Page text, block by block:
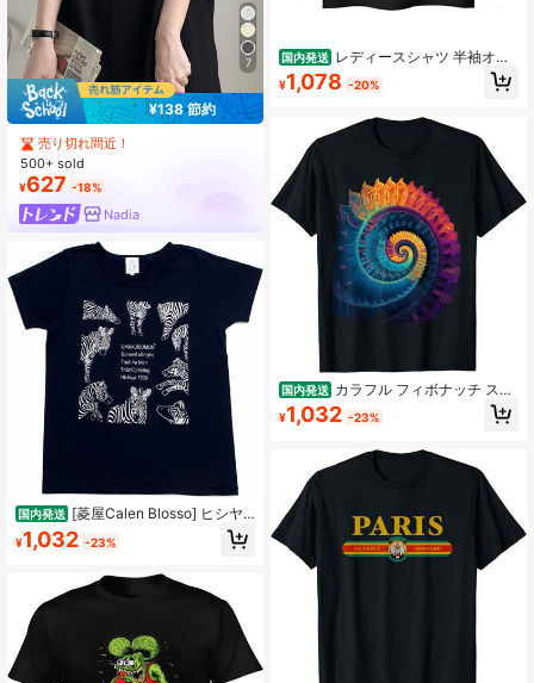
7
¥138 節約
売り切れ間近！
500+ sold
¥627 -18%
Nadia
国内発送 [菱屋Calen Blosso] ヒシヤ
カレンブロッソ Tシャツ レディース
うまくいく紋 シマウマ ネイビー
¥1,032 -23%
国内発送 レディースシャツ 半袖オリ
ジナル製作 オーダーメイドシャツ 写
真 プリント 印刷 名入れ 制服 ユニフ
¥1,078 -20%
国内発送 カラフル フィボナッチ スパ
イラル サイケデリック カラー 抽象
的 数学 Tシャツ
¥1,032 -23%